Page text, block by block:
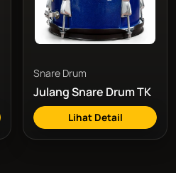
Snare Drum
Julang Snare Drum TK
Lihat Detail